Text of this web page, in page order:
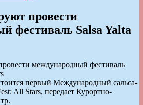
провести
фестиваль Salsa Yalta
первый Международный сальса-
All Stars, передает Курортно-